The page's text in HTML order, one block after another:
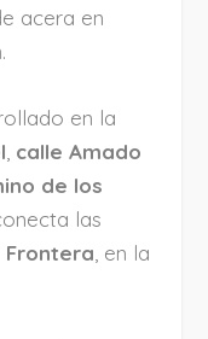
acera en
en la
calle Amado
de los
las
Frontera , en la